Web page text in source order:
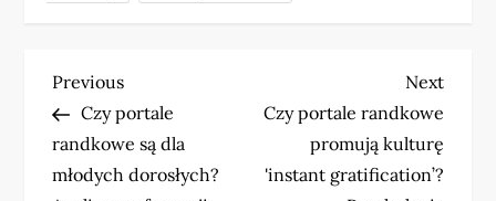
N
a
w
Previous
Post
Previous
Czy portale
randkowe są dla
młodych dorosłych?
Next
Post
Next
Czy portale randkowe
promują kulturę
'instant gratification’?